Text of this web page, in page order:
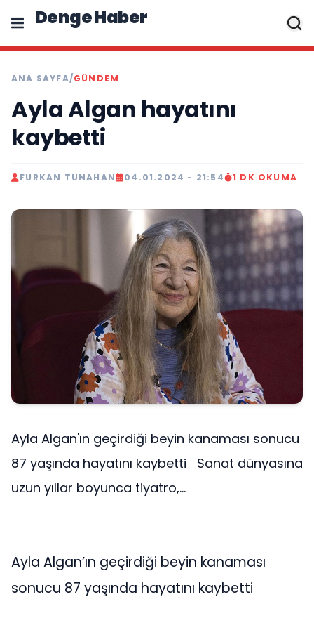
Denge Haber
ANA SAYFA/GÜNDEM
Ayla Algan hayatını
kaybetti
FURKAN TUNAHAN 04.01.2024 - 21:54 1 DK OKUMA
Ayla Algan'ın geçirdiği beyin kanaması sonucu
87 yaşında hayatını kaybetti Sanat dünyasına
uzun yıllar boyunca tiyatro,...
Ayla Algan’ın geçirdiği beyin kanaması
sonucu 87 yaşında hayatını kaybetti